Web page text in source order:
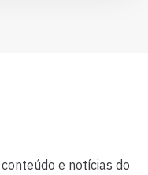
e notícias do